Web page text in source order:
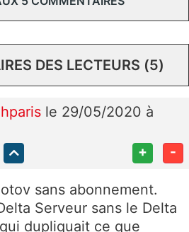
DES LECTEURS (5)
le 29/05/2020 à
+ -
sans abonnement.
Serveur sans le Delta
dupliquait ce que